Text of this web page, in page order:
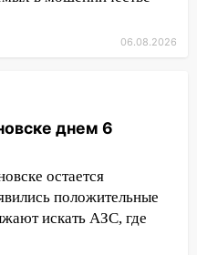
тысяч рублей
районе
Chevrolet:
Ульяновске 7
06.08.2026
днем 6
остается
положительные
искать АЗС, где